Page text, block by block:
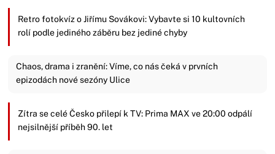
Retro fotokvíz o Jiřímu Sovákovi: Vybavte si 10 kultovních
rolí podle jediného záběru bez jediné chyby
Chaos, drama i zranění: Víme, co nás čeká v prvních
epizodách nové sezóny Ulice
Zítra se celé Česko přilepí k TV: Prima MAX ve 20:00 odpálí
nejsilnější příběh 90. let